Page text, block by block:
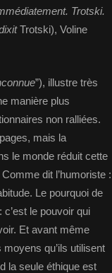
Trotski.
Trotski), Voline
”), illustre très
manière plus
non ralliées.
mais la
le monde réduit cette
dit l’humoriste :
Le pourquoi de
le pouvoir qui
Et avant même
qu’ils utilisent
la seule éthique est